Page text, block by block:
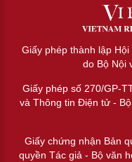
Giấy phép thành lập
do Bộ Nội
Giấy phép số 270/GP-
và Thông tin Điện tử -
Giấy chứng nhận Bản
quyền Tác giả - Bộ văn